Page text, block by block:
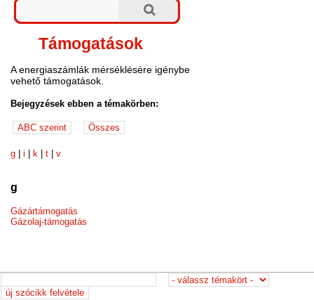
Támogatások
A energiaszámlák mérséklésére igénybe
vehető támogatások.
Bejegyzések ebben a témakörben:
g |i k |t |v
g
Gázártámogatás
Gázolaj-támogatás